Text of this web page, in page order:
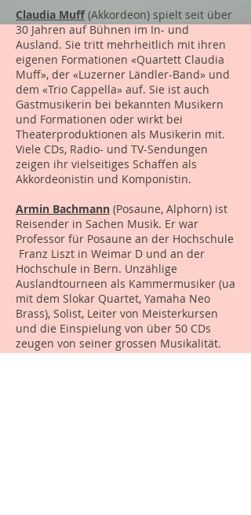
Claudia Muff (Akkordeon) spielt seit über
30 Jahren auf Bühnen im In- und
Ausland. Sie tritt mehrheitlich mit ihren
eigenen Formationen «Quartett Claudia
Muff», der «Luzerner Ländler-Band» und
dem «Trio Cappella» auf. Sie ist auch
Gastmusikerin bei bekannten Musikern
und Formationen oder wirkt bei
Theaterproduktionen als Musikerin mit.
Viele CDs, Radio- und TV-Sendungen
zeigen ihr vielseitiges Schaffen als
Akkordeonistin und Komponistin.
Armin Bachmann (Posaune, Alphorn) ist
Reisender in Sachen Musik. Er war
Professor für Posaune an der Hochschule
Franz Liszt in Weimar D und an der
Hochschule in Bern. Unzählige
Auslandtourneen als Kammermusiker (ua
mit dem Slokar Quartet, Yamaha Neo
Brass), Solist, Leiter von Meisterkursen
und die Einspielung von über 50 CDs
zeugen von seiner grossen Musikalität.
Der Kanton Solothurn hat Armin 2014